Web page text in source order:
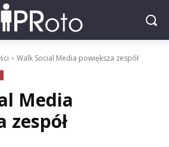
Walk Social Media powiększa zespół
Media
zespół